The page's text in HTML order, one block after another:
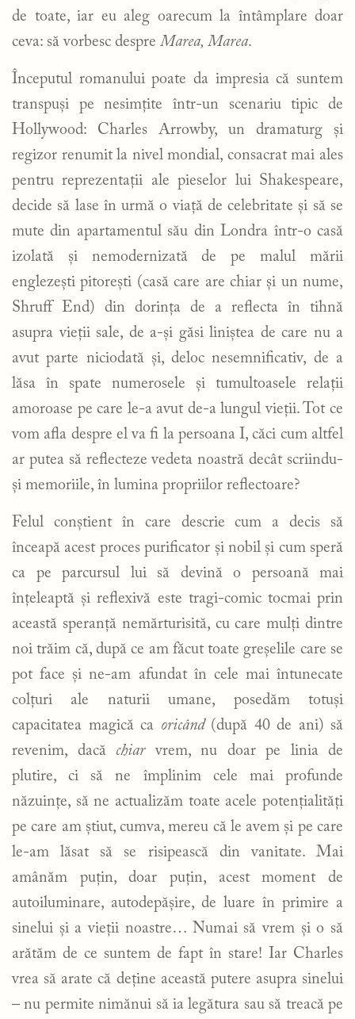
de toate, iar eu aleg oarecum la întâmplare doar
ceva: să vorbesc despre Marea, Marea.
Începutul romanului poate da impresia că suntem
transpuși pe nesimțite într-un scenariu tipic de
Hollywood: Charles Arrowby, un dramaturg și
regizor renumit la nivel mondial, consacrat mai ales
pentru reprezentații ale pieselor lui Shakespeare,
decide să lase în urmă o viață de celebritate și să se
mute din apartamentul său din Londra într-o casă
izolată și nemodernizată de pe malul mării
englezești pitorești (casă care are chiar și un nume,
Shruff End) din dorința de a reflecta în tihnă
asupra vieții sale, de a-și găsi liniștea de care nu a
avut parte niciodată și, deloc nesemnificativ, de a
lăsa în spate numerosele și tumultoasele relații
amoroase pe care le-a avut de-a lungul vieții. Tot ce
vom afla despre el va fi la persoana I, căci cum altfel
ar putea să reflecteze vedeta noastră decât scriindu-
și memoriile, în lumina propriilor reflectoare?
Felul conștient în care descrie cum a decis să
înceapă acest proces purificator și nobil și cum speră
ca pe parcursul lui să devină o persoană mai
înțeleaptă și reflexivă este tragi-comic tocmai prin
această speranță nemărturisită, cu care mulți dintre
noi trăim că, după ce am făcut toate greșelile care se
pot face și ne-am afundat în cele mai întunecate
colțuri ale naturii umane, posedăm totuși
capacitatea magică ca oricând(după 40 de ani) să
revenim, dacă chiar vrem, nu doar pe linia de
plutire, ci să ne împlinim cele mai profunde
năzuințe, să ne actualizăm toate acele potențialități
pe care am știut, cumva, mereu că le avem și pe care
le-am lăsat să se risipească din vanitate. Mai
amânăm puțin, doar puțin, acest moment de
autoiluminare, autodepășire, de luare în primire a
sinelui și a vieții noastre… Numai să vrem și o să
arătăm de ce suntem de fapt în stare! Iar Charles
vrea să arate că deține această putere asupra sinelui
– nu permite nimănui să ia legătura sau să treacă pe